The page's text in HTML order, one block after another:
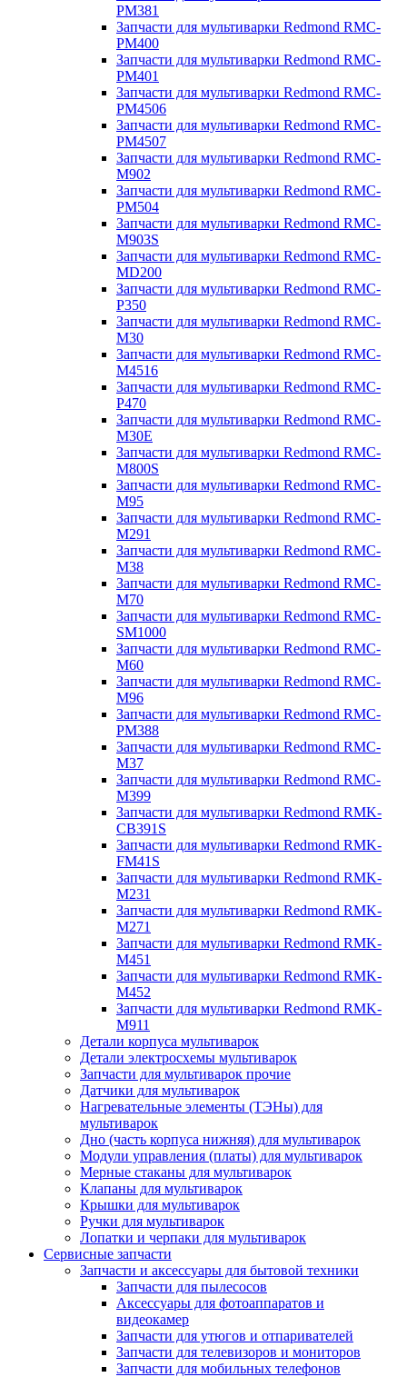
PM381
Запчасти для мультиварки Redmond RMC-
PM400
Запчасти для мультиварки Redmond RMC-
PM401
Запчасти для мультиварки Redmond RMC-
PM4506
Запчасти для мультиварки Redmond RMC-
PM4507
Запчасти для мультиварки Redmond RMC-
M902
Запчасти для мультиварки Redmond RMC-
PM504
Запчасти для мультиварки Redmond RMC-
M903S
Запчасти для мультиварки Redmond RMC-
MD200
Запчасти для мультиварки Redmond RMC-
P350
Запчасти для мультиварки Redmond RMC-
M30
Запчасти для мультиварки Redmond RMC-
M4516
Запчасти для мультиварки Redmond RMC-
P470
Запчасти для мультиварки Redmond RMC-
M30E
Запчасти для мультиварки Redmond RMC-
M800S
Запчасти для мультиварки Redmond RMC-
M95
Запчасти для мультиварки Redmond RMC-
M291
Запчасти для мультиварки Redmond RMC-
M38
Запчасти для мультиварки Redmond RMC-
M70
Запчасти для мультиварки Redmond RMC-
SM1000
Запчасти для мультиварки Redmond RMC-
M60
Запчасти для мультиварки Redmond RMC-
M96
Запчасти для мультиварки Redmond RMC-
PM388
Запчасти для мультиварки Redmond RMC-
M37
Запчасти для мультиварки Redmond RMC-
M399
Запчасти для мультиварки Redmond RMK-
CB391S
Запчасти для мультиварки Redmond RMK-
FM41S
Запчасти для мультиварки Redmond RMK-
M231
Запчасти для мультиварки Redmond RMK-
M271
Запчасти для мультиварки Redmond RMK-
M451
Запчасти для мультиварки Redmond RMK-
M452
Запчасти для мультиварки Redmond RMK-
M911
Детали корпуса мультиварок
Детали электросхемы мультиварок
Запчасти для мультиварок прочие
Датчики для мультиварок
Нагревательные элементы (ТЭНы) для
мультиварок
Дно (часть корпуса нижняя) для мультиварок
Модули управления (платы) для мультиварок
Мерные стаканы для мультиварок
Клапаны для мультиварок
Крышки для мультиварок
Ручки для мультиварок
Лопатки и черпаки для мультиварок
Сервисные запчасти
Запчасти и аксессуары для бытовой техники
Запчасти для пылесосов
Аксессуары для фотоаппаратов и
видеокамер
Запчасти для утюгов и отпаривателей
Запчасти для телевизоров и мониторов
Запчасти для мобильных телефонов